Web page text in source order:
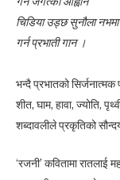
चिडिया उड्छ सुनौला नभमा
गर्न प्रभाती गान ।
भन्दै प्रभातको
शीत, घाम, हावा, ज्योति,
शब्दावलीले प्रकृतिको
‘रजनी’ कवितामा रातलाई